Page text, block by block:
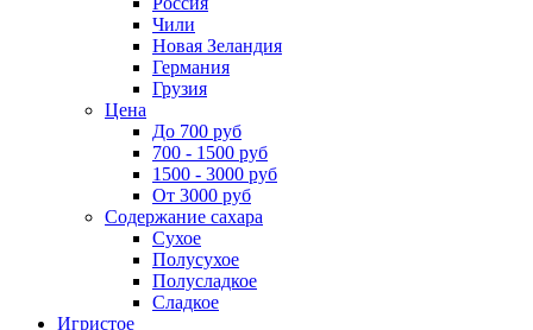
Чили
Новая Зеландия
Германия
Грузия
Цена
До 700 руб
700 - 1500 руб
1500 - 3000 руб
От 3000 руб
Содержание сахара
Сухое
Полусухое
Полусладкое
Сладкое
Игристое